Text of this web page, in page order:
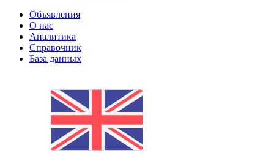
Объявления
О нас
Аналитика
Справочник
База данных